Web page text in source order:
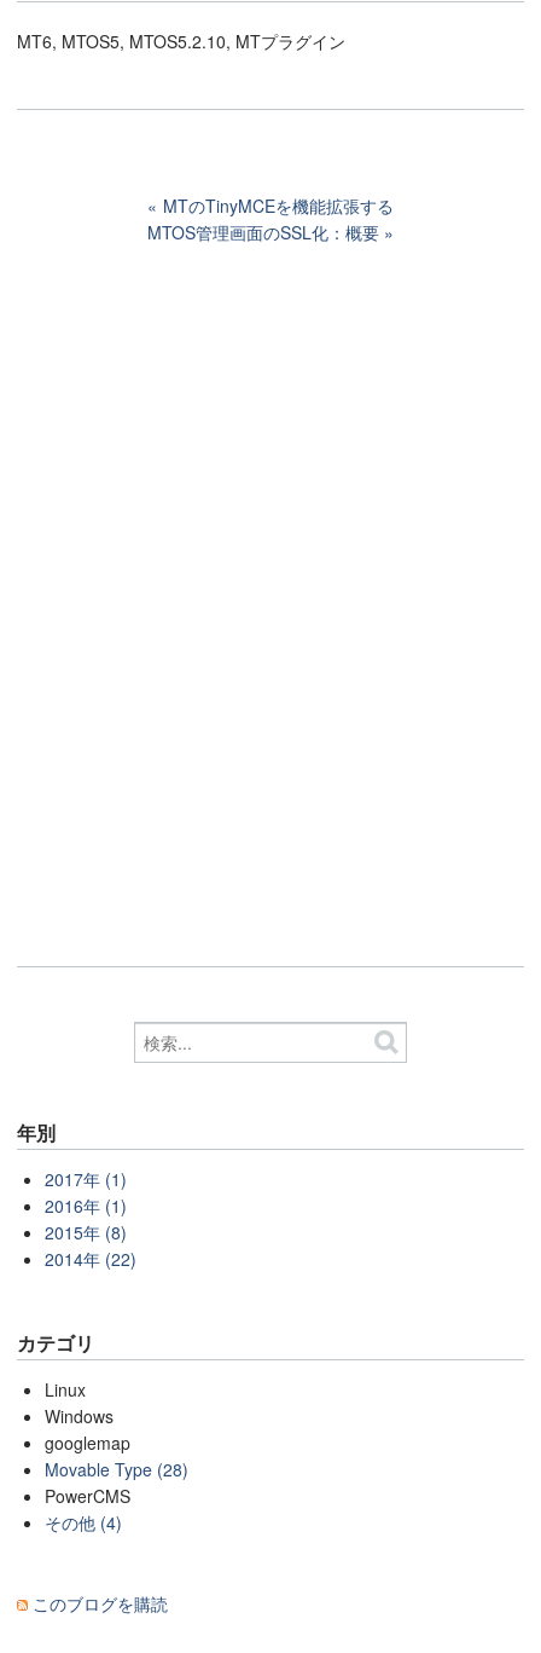
MT6, MTOS5, MTOS5.2.10, MTプラグイン
MTのTinyMCEを機能拡張する
MTOS管理画面のSSL化：概要
年別
2017年 (1)
2016年 (1)
2015年 (8)
2014年 (22)
カテゴリ
Linux
Windows
googlemap
Movable Type (28)
PowerCMS
その他 (4)
このブログを購読